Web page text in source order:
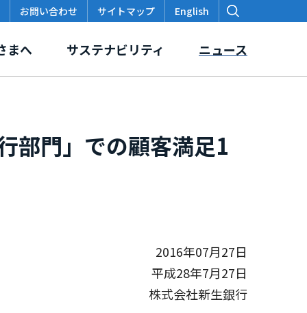
部門」での顧客満足1
2016年07月27日
平成28年7月27日
株式会社新生銀行
お問い合わせ サイトマップ English
本支店・出張所
ージャー・ポリシー
まへ
各種データ・レポート
サステナビリティ ニュース